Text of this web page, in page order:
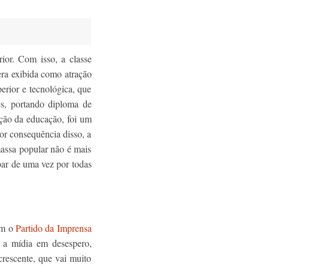
Com isso, a classe
exibida como atração
e tecnológica, que
portando diploma de
da educação, foi um
consequência disso, a
popular não é mais
de uma vez por todas
oPartido da Imprensa
mídia em desespero,
que vai muito